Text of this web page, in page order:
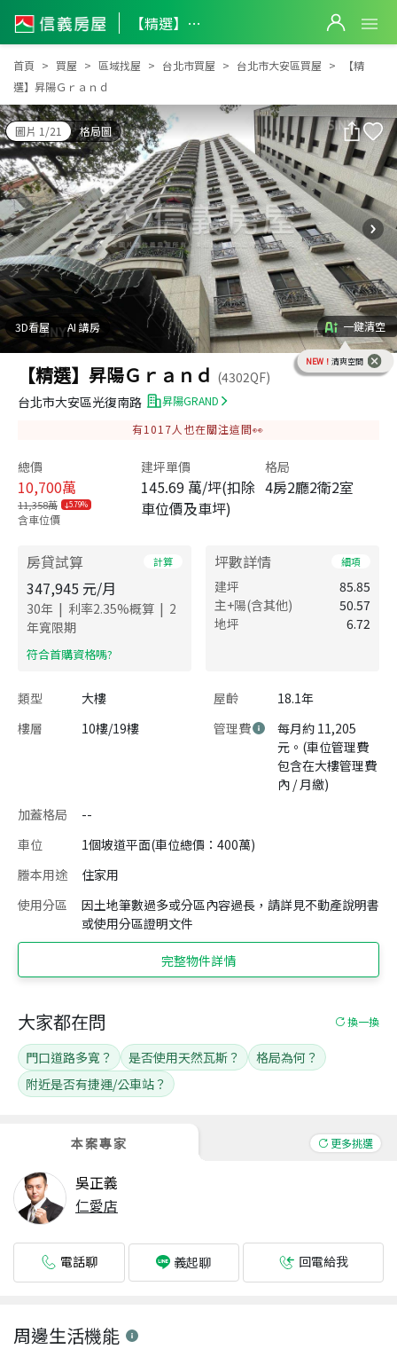
【精選】昇陽Ｇｒａｎｄ
【精選】昇陽Ｇｒａｎｄ
首頁 買屋 區域找屋 台北市買屋 台北市大安區買屋
【精
選】昇陽Ｇｒａｎｄ
圖片 1/21 格局圖
3D看屋 AI 講房 一鍵清空
NEW！ 清爽空間
【精選】昇陽Ｇｒａｎｄ (4302QF)
台北市大安區光復南路
昇陽GRAND
有1017人也在關注這間👀
總價
10,700萬
11,358萬 5.79%
含車位價
建坪單價
145.69 萬/坪(扣除
車位價及車坪)
格局
4房2廳2衛2室
房貸試算 計算
347,945 元/月
30年 | 利率2.35%概算 | 2
年寬限期
​符合首購資格嗎?
坪數詳情 細項
建坪
85.85
主+陽(含其他)
50.57
地坪
6.72
類型 大樓 屋齡
18.1年
樓層
10樓/19樓 管理費
每月約 11,205
元。(車位管理費
包含在大樓管理費
內 / 月繳)
加蓋格局
--
車位
1個坡道平面(車位總價：400萬)
謄本用途
住家用
使用分區
因土地筆數過多或分區內容過長，請詳見不動產說明書
或使用分區證明文件
完整物件詳情
本案專家 更多挑選
吳正義
仁愛店
電話聊 義起聊 回電給我
大家都在問 換一換
門口道路多寬？ 是否使用天然瓦斯？
格局為何？
附近是否有捷運/公車站？
周邊生活機能